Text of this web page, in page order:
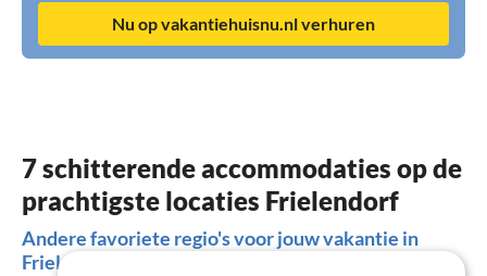
Nu op vakantiehuisnu.nl verhuren
7 schitterende accommodaties op de
prachtigste locaties Frielendorf
Andere favoriete regio's voor jouw vakantie in
Frielendorf